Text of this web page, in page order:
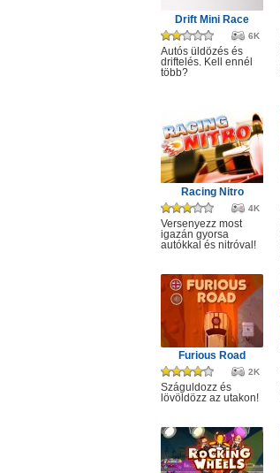
Drift Mini Race
6K
Autós üldözés és
driftelés. Kell ennél
több?
Racing Nitro
4K
Versenyezz most
igazán gyorsa
autókkal és nitróval!
Furious Road
2K
Száguldozz és
lövöldözz az utakon!